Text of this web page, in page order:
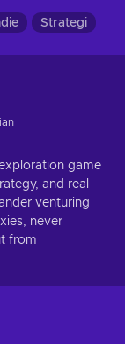
Strategi
game
and real-
venturing
never
from